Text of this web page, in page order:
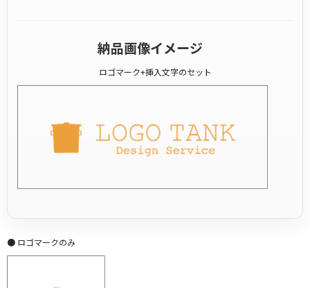
納品画像イメージ
ロゴマーク+挿入文字のセット
● ロゴマークのみ